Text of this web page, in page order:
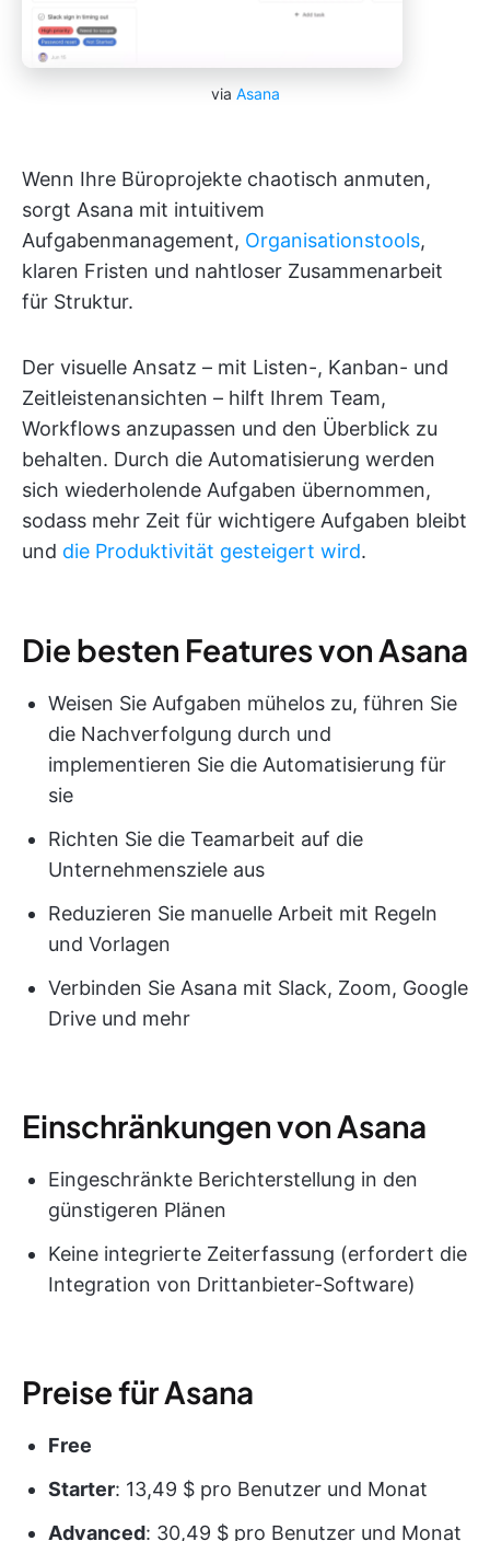
via Asana
Wenn Ihre Büroprojekte chaotisch anmuten,
sorgt Asana mit intuitivem
Aufgabenmanagement, Organisationstools,
klaren Fristen und nahtloser Zusammenarbeit
für Struktur.
Der visuelle Ansatz – mit Listen-, Kanban- und
Zeitleistenansichten – hilft Ihrem Team,
Workflows anzupassen und den Überblick zu
behalten. Durch die Automatisierung werden
sich wiederholende Aufgaben übernommen,
sodass mehr Zeit für wichtigere Aufgaben bleibt
und die Produktivität gesteigert wird.
Die besten Features von Asana
Weisen Sie Aufgaben mühelos zu, führen Sie
die Nachverfolgung durch und
implementieren Sie die Automatisierung für
sie
Richten Sie die Teamarbeit auf die
Unternehmensziele aus
Reduzieren Sie manuelle Arbeit mit Regeln
und Vorlagen
Verbinden Sie Asana mit Slack, Zoom, Google
Drive und mehr
Einschränkungen von Asana
Eingeschränkte Berichterstellung in den
günstigeren Plänen
Keine integrierte Zeiterfassung (erfordert die
Integration von Drittanbieter-Software)
Preise für Asana
Free
Starter: 13,49 $ pro Benutzer und Monat
Advanced: 30,49 $ pro Benutzer und Monat